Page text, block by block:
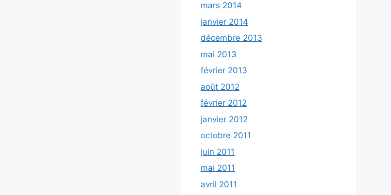
mars 2014
janvier 2014
décembre 2013
mai 2013
février 2013
août 2012
février 2012
janvier 2012
octobre 2011
juin 2011
mai 2011
avril 2011